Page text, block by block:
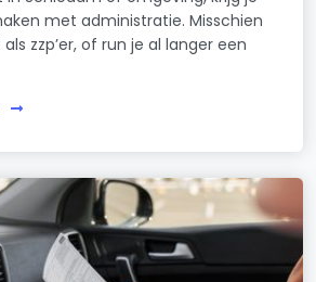
met administratie. Misschien
zzp’er, of run je al langer een